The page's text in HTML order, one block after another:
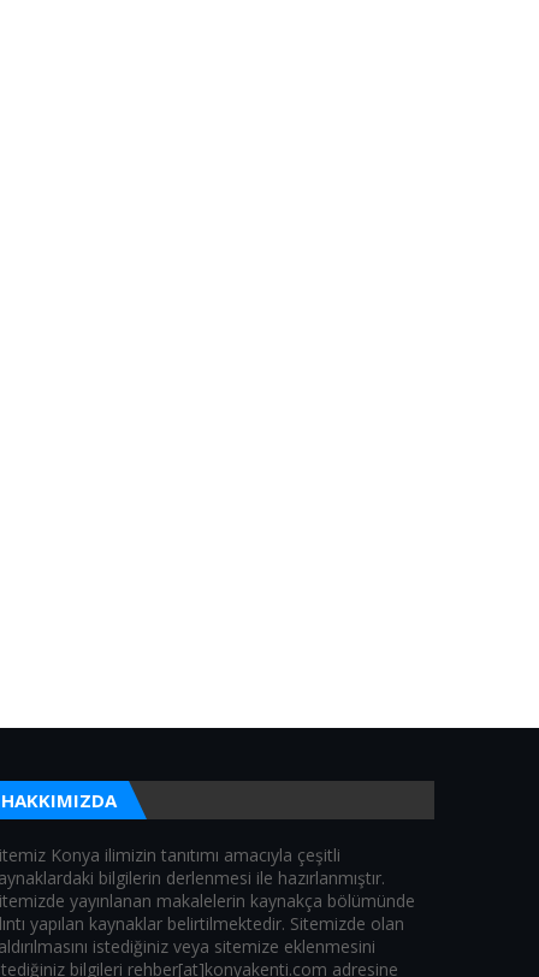
HAKKIMIZDA
Konya ilimizin tanıtımı amacıyla çeşitli
bilgilerin derlenmesi ile hazırlanmıştır.
yayınlanan makalelerin kaynakça bölümünde
yapılan kaynaklar belirtilmektedir. Sitemizde olan
istediğiniz veya sitemize eklenmesini
bilgileri rehber[at]konyakenti.com adresine